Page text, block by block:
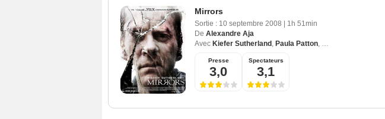
Mirrors
Sortie : 10 septembre 2008
1h 51min
De Alexandre Aja
Avec Kiefer Sutherland , Paula Patton, Cameron Boyce
Presse
3,0
Spectateurs
3,1